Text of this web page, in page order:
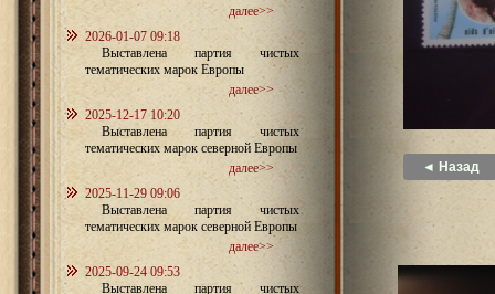
далее>>
2026-01-07 09:18
Выставлена партия чистых
тематических марок Европы
далее>>
2025-12-17 10:20
Выставлена партия чистых
тематических марок северной Европы
далее>>
2025-11-29 09:06
Выставлена партия чистых
тематических марок северной Европы
далее>>
2025-09-24 09:53
Выставлена партия чистых
◄ Назад